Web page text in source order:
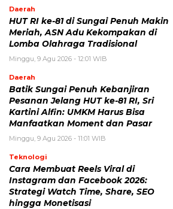
Daerah
HUT RI ke-81 di Sungai Penuh Makin
Meriah, ASN Adu Kekompakan di
Lomba Olahraga Tradisional
Minggu, 9 Agu 2026 - 12:01 WIB
Daerah
Batik Sungai Penuh Kebanjiran
Pesanan Jelang HUT ke-81 RI, Sri
Kartini Alfin: UMKM Harus Bisa
Manfaatkan Moment dan Pasar
Minggu, 9 Agu 2026 - 11:01 WIB
Teknologi
Cara Membuat Reels Viral di
Instagram dan Facebook 2026:
Strategi Watch Time, Share, SEO
hingga Monetisasi